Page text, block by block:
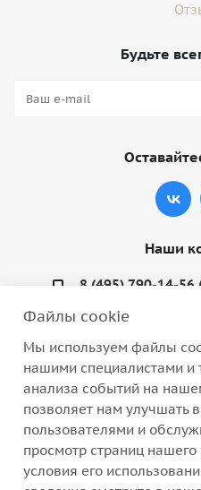
Будьте
Наши
8 (495) 790-14-56
Варшавское
2026 © Интернет-
одежды и
Файлы cookie
Мы используем файлы
нашими специалистами и
анализа событий на
позволяет нам улучшать
пользователями и
просмотр страниц
условия его